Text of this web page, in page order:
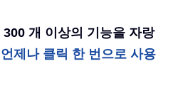
개 이상의 기능을 자랑
제나 클릭 한 번으로 사용